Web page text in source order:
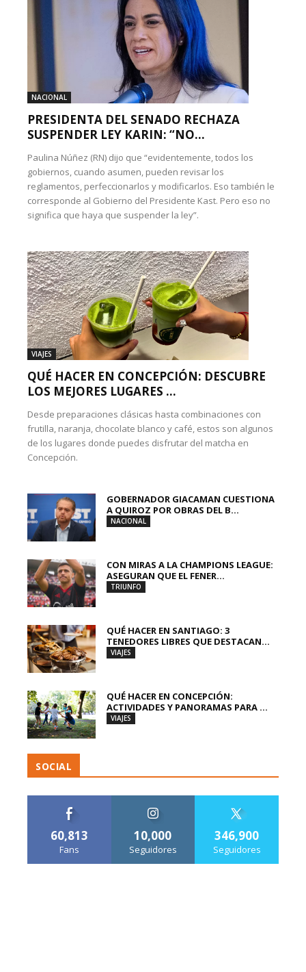
NACIONAL
PRESIDENTA DEL SENADO RECHAZA
SUSPENDER LEY KARIN: “NO...
Paulina Núñez (RN) dijo que “evidentemente, todos los
gobiernos, cuando asumen, pueden revisar los
reglamentos, perfeccionarlos y modificarlos. Eso también le
corresponde al Gobierno del Presidente Kast. Pero eso no
significa que haya que suspender la ley”.
VIAJES
QUÉ HACER EN CONCEPCIÓN: DESCUBRE
LOS MEJORES LUGARES ...
Desde preparaciones clásicas hasta combinaciones con
frutilla, naranja, chocolate blanco y café, estos son algunos
de los lugares donde puedes disfrutar del matcha en
Concepción.
GOBERNADOR GIACAMAN CUESTIONA
A QUIROZ POR OBRAS DEL B...
NACIONAL
CON MIRAS A LA CHAMPIONS LEAGUE:
ASEGURAN QUE EL FENER...
TRIUNFO
QUÉ HACER EN SANTIAGO: 3
TENEDORES LIBRES QUE DESTACAN...
VIAJES
QUÉ HACER EN CONCEPCIÓN:
ACTIVIDADES Y PANORAMAS PARA ...
VIAJES
SOCIAL
60,813
Fans
10,000
Seguidores
346,900
Seguidores